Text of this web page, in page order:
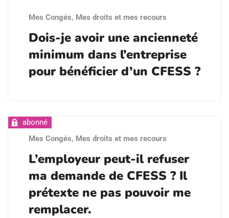
Mes Congés, Mes droits et mes recours
Dois-je avoir une ancienneté
minimum dans l’entreprise
pour bénéficier d’un CFESS ?
Mes Congés, Mes droits et mes recours
L’employeur peut-il refuser
ma demande de CFESS ? Il
prétexte ne pas pouvoir me
remplacer.